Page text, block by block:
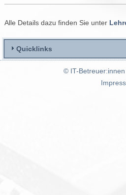
Alle Details dazu finden Sie unter
Quicklinks
© IT-